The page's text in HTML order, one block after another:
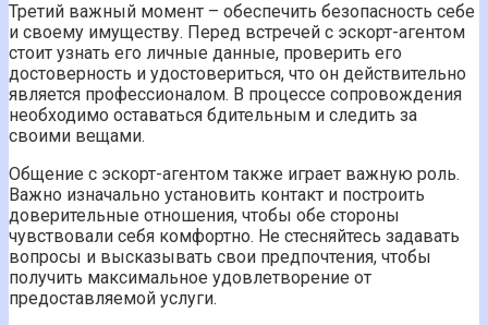
Третий важный момент – обеспечить безопасность себе
и своему имуществу. Перед встречей с эскорт-агентом
стоит узнать его личные данные, проверить его
достоверность и удостовериться, что он действительно
является профессионалом. В процессе сопровождения
необходимо оставаться бдительным и следить за
своими вещами.
Общение с эскорт-агентом также играет важную роль.
Важно изначально установить контакт и построить
доверительные отношения, чтобы обе стороны
чувствовали себя комфортно. Не стесняйтесь задавать
вопросы и высказывать свои предпочтения, чтобы
получить максимальное удовлетворение от
предоставляемой услуги.